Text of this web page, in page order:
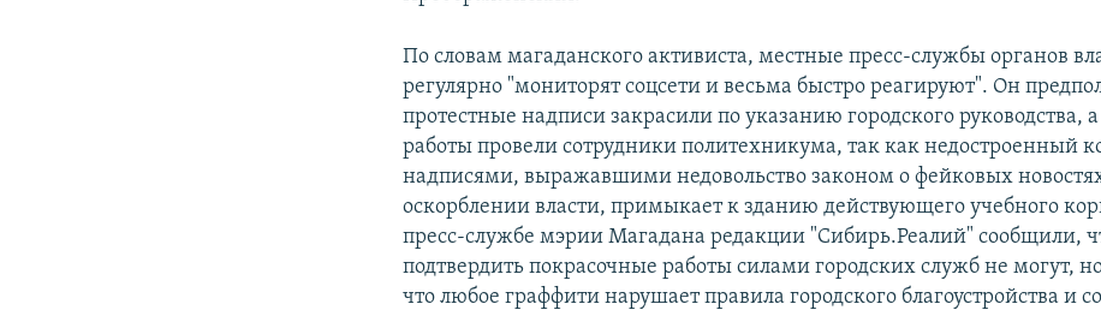
По словам магаданского активиста, местные пресс-службы органов
регулярно "мониторят соцсети и весьма быстро реагируют". Он
протестные надписи закрасили по указанию городского руководства,
работы провели сотрудники политехникума, так как недостроенный
надписями, выражавшими недовольство законом о фейковых
оскорблении власти, примыкает к зданию действующего учебного
пресс-службе мэрии Магадана редакции "Сибирь.Реалий" сообщили,
подтвердить покрасочные работы силами городских служб не могут,
что любое граффити нарушает правила городского благоустройства и